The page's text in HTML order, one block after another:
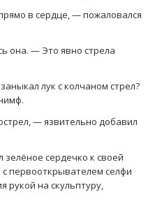
в сердце, — пожаловался
она. — Это явно стрела
лук с колчаном стрел?
— язвительно добавил
зелёное сердечко к своей
с первооткрывателем селфи
рукой на скульптуру,